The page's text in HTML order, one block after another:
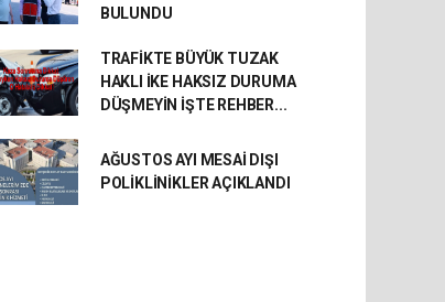
BULUNDU
TRAFİKTE BÜYÜK TUZAK
HAKLI İKE HAKSIZ DURUMA
DÜŞMEYİN İŞTE REHBER...
AĞUSTOS AYI MESAİ DIŞI
POLİKLİNİKLER AÇIKLANDI